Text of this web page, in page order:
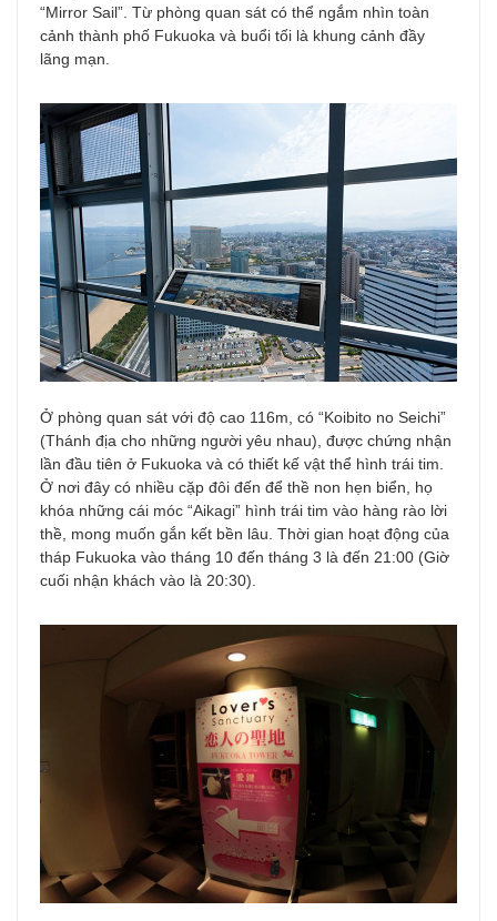
“Mirror Sail”. Từ phòng quan sát có thể ngắm nhìn toàn
cảnh thành phố Fukuoka và buổi tối là khung cảnh đầy
lãng mạn.
Ở phòng quan sát với độ cao 116m, có “Koibito no Seichi”
(Thánh địa cho những người yêu nhau), được chứng nhận
lần đầu tiên ở Fukuoka và có thiết kế vật thể hình trái tim.
Ở nơi đây có nhiều cặp đôi đến để thề non hẹn biển, họ
khóa những cái móc “Aikagi” hình trái tim vào hàng rào lời
thề, mong muốn gắn kết bền lâu. Thời gian hoạt động của
tháp Fukuoka vào tháng 10 đến tháng 3 là đến 21:00 (Giờ
cuối nhận khách vào là 20:30).